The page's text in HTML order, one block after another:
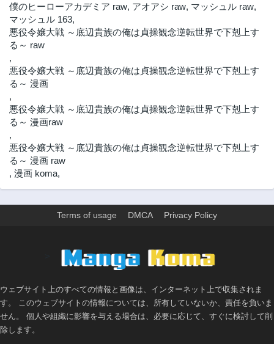
僕のヒーローアカデミア raw, アオアシ raw, マッシュル raw,
マッシュル 163,
悪役令嬢大戦 ～底辺貴族の俺は貞操観念逆転世界で下剋上す
る～ raw
,
悪役令嬢大戦 ～底辺貴族の俺は貞操観念逆転世界で下剋上す
る～ 漫画
,
悪役令嬢大戦 ～底辺貴族の俺は貞操観念逆転世界で下剋上す
る～ 漫画raw
,
悪役令嬢大戦 ～底辺貴族の俺は貞操観念逆転世界で下剋上す
る～ 漫画 raw
, 漫画 koma,
Terms of usage DMCA Privacy Policy
ウェブサイト上のすべての情報と画像は、インターネット上で収集されま
す。 このウェブサイトの情報については、所有していないか、責任を負いま
せん。 個人や組織に影響を与える場合は、必要に応じて、すぐに検討して削
除します。